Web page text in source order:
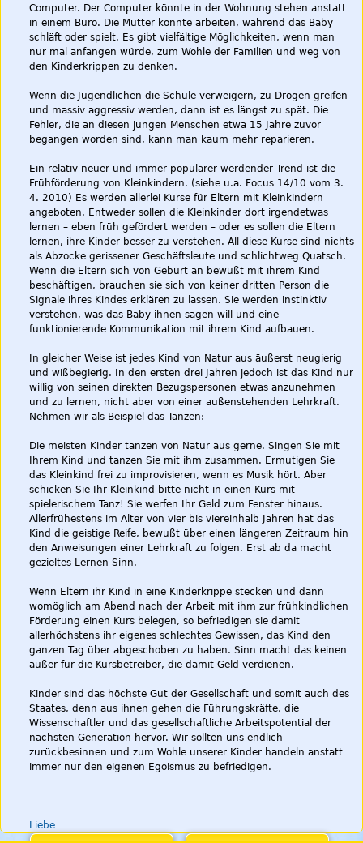
Computer. Der Computer könnte in der Wohnung stehen anstatt
in einem Büro. Die Mutter könnte arbeiten, während das Baby
schläft oder spielt. Es gibt vielfältige Möglichkeiten, wenn man
nur mal anfangen würde, zum Wohle der Familien und weg von
den Kinderkrippen zu denken.
Wenn die Jugendlichen die Schule verweigern, zu Drogen greifen
und massiv aggressiv werden, dann ist es längst zu spät. Die
Fehler, die an diesen jungen Menschen etwa 15 Jahre zuvor
begangen worden sind, kann man kaum mehr reparieren.
Ein relativ neuer und immer populärer werdender Trend ist die
Frühförderung von Kleinkindern. (siehe u.a. Focus 14/10 vom 3.
4. 2010) Es werden allerlei Kurse für Eltern mit Kleinkindern
angeboten. Entweder sollen die Kleinkinder dort irgendetwas
lernen – eben früh gefördert werden – oder es sollen die Eltern
lernen, ihre Kinder besser zu verstehen. All diese Kurse sind nichts
als Abzocke gerissener Geschäftsleute und schlichtweg Quatsch.
Wenn die Eltern sich von Geburt an bewußt mit ihrem Kind
beschäftigen, brauchen sie sich von keiner dritten Person die
Signale ihres Kindes erklären zu lassen. Sie werden instinktiv
verstehen, was das Baby ihnen sagen will und eine
funktionierende Kommunikation mit ihrem Kind aufbauen.
In gleicher Weise ist jedes Kind von Natur aus äußerst neugierig
und wißbegierig. In den ersten drei Jahren jedoch ist das Kind nur
willig von seinen direkten Bezugspersonen etwas anzunehmen
und zu lernen, nicht aber von einer außenstehenden Lehrkraft.
Nehmen wir als Beispiel das Tanzen:
Die meisten Kinder tanzen von Natur aus gerne. Singen Sie mit
Ihrem Kind und tanzen Sie mit ihm zusammen. Ermutigen Sie
das Kleinkind frei zu improvisieren, wenn es Musik hört. Aber
schicken Sie Ihr Kleinkind bitte nicht in einen Kurs mit
spielerischem Tanz! Sie werfen Ihr Geld zum Fenster hinaus.
Allerfrühestens im Alter von vier bis viereinhalb Jahren hat das
Kind die geistige Reife, bewußt über einen längeren Zeitraum hin
den Anweisungen einer Lehrkraft zu folgen. Erst ab da macht
gezieltes Lernen Sinn.
Wenn Eltern ihr Kind in eine Kinderkrippe stecken und dann
womöglich am Abend nach der Arbeit mit ihm zur frühkindlichen
Förderung einen Kurs belegen, so befriedigen sie damit
allerhöchstens ihr eigenes schlechtes Gewissen, das Kind den
ganzen Tag über abgeschoben zu haben. Sinn macht das keinen
außer für die Kursbetreiber, die damit Geld verdienen.
Kinder sind das höchste Gut der Gesellschaft und somit auch des
Staates, denn aus ihnen gehen die Führungskräfte, die
Wissenschaftler und das gesellschaftliche Arbeitspotential der
nächsten Generation hervor. Wir sollten uns endlich
zurückbesinnen und zum Wohle unserer Kinder handeln anstatt
immer nur den eigenen Egoismus zu befriedigen.
Liebe